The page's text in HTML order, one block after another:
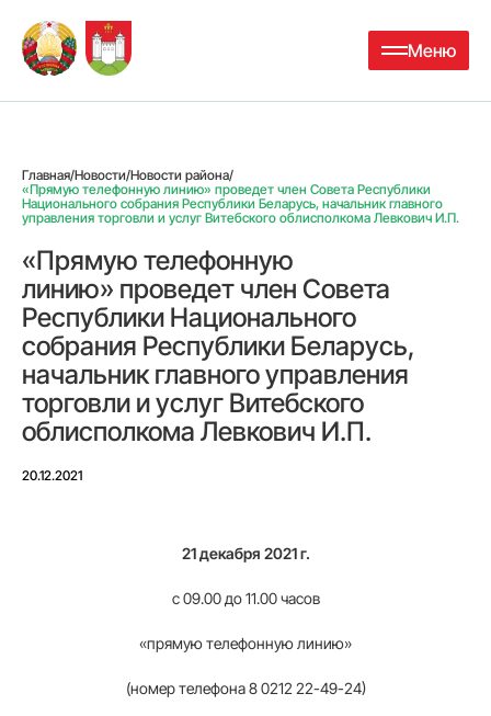
Меню
Главная/Новости/Новости района/
«Прямую телефонную линию» проведет член Совета Республики
Национального собрания Республики Беларусь, начальник главного
управления торговли и услуг Витебского облисполкома Левкович И.П.
«Прямую телефонную
линию» проведет член Совета
Республики Национального
собрания Республики Беларусь,
начальник главного управления
торговли и услуг Витебского
облисполкома Левкович И.П.
20.12.2021
21 декабря 2021 г.
с 09.00 до 11.00 часов
«прямую телефонную линию»
(номер телефона 8 0212 22-49-24)